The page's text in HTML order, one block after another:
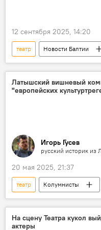
12 сентября 2025, 14:20
театр Новости Балтии
Таллин
Латышский вишневый
"европейских
Игорь Гусев
русский историк из
20 мая 2025, 21:37
театр
Колумнисты
Эксперты Sputnik Латвия
Новости культуры Латвии
На сцену Театра кукол
актеры